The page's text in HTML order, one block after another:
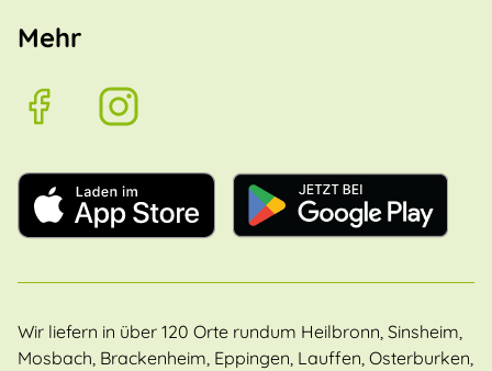
Mehr
Wir liefern in über 120 Orte rundum Heilbronn, Sinsheim,
Mosbach, Brackenheim, Eppingen, Lauffen, Osterburken,